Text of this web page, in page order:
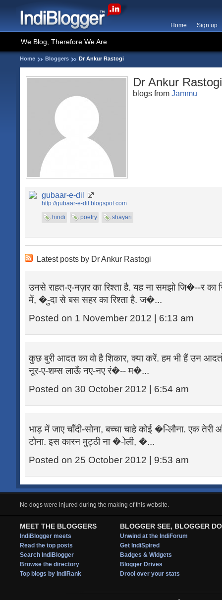
Home Sign up
We Blog, Therefore We Are
Home Bloggers Dr Ankur Rastogi
Dr Ankur Rastogi
blogs from Jammu
gubaar-e-dil
http://gubaar-e-dil.blogspot.com
hindi
poetry shayari
Latest posts by Dr Ankur Rastogi
उनसे राहत-ए-नज़र का रिश्ता है. यह ना समझो जि�--र का
में, �-ुदा से बस सहर का रिश्ता है. ज�...
Posted on 1 November 2012 | 6:13 am
कुछ बुरी आदत का वो है शिकार, क्या करें. हम भी हैं उन
नूर-ए-शम्स लाऊँ नए-नए रं�-- म�...
Posted on 30 October 2012 | 6:54 am
भाड़ में जाए चाँदी-सोना, बच्चा चाहे कोई �-िलौना. एक
टोना. इस कारन मुट्ठी ना �-ोली, �...
Posted on 25 October 2012 | 9:53 am
No dogs were injured during the making of this website.
MEET THE BLOGGERS
IndiBlogger meets
Read the top posts
Search IndiBlogger
Browse the directory
Top blogs by IndiRank
BLOGGER SEE, BLOGGER DO
Unwind at the IndiForum
Get IndiSpired
Badges & Widgets
Blogger Drives
Drool over your stats